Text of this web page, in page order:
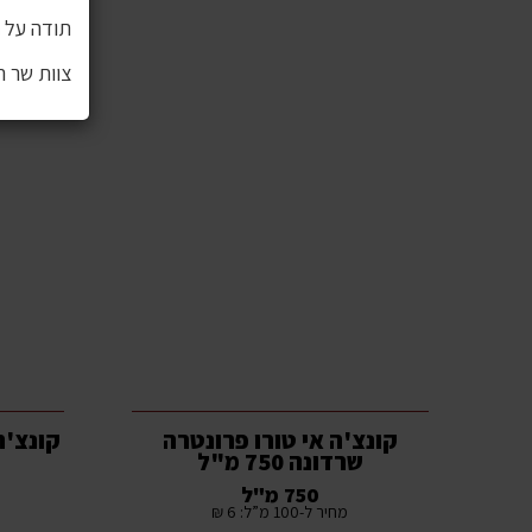
קונצ'ה אי טורו פרונטרה
שרדונה 750 מ"ל
750 מ"ל
מחיר ל-100 מ”ל: 6 ₪
תודה על
צוות